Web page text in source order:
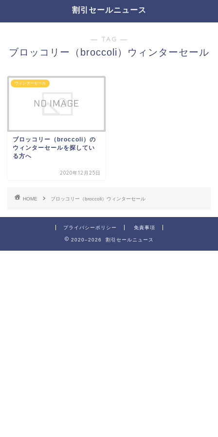
割引セールニュース
― TAG ―
ブロッコリー（broccoli）ウィンターセール
ウィンターセール
ブロッコリー（broccoli）の
ウィンターセールを探してい
る方へ
2020年12月25日
HOME ブロッコリー（broccoli）ウィンターセール
プライバシーポリシー 免責事項
2020–2026 割引セールニュース